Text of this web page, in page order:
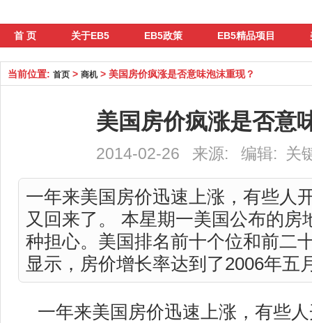
首 页 关于EB5 EB5政策 EB5精品项目
当前位置: 首页 > 商机> 美国房价疯涨是否意味泡沫重现？
美国房价疯涨是否意
2014-02-26 来源: 编辑: 关
一年来美国房价迅速上涨，有些人
又回来了。 本星期一美国公布的房
种担心。美国排名前十个位和前二
显示，房价增长率达到了2006年五
一年来美国房价迅速上涨，有些